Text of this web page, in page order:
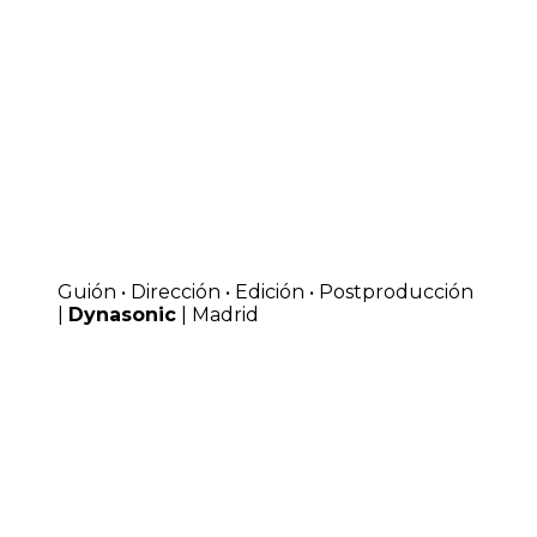
Guión • Dirección • Edición • Postproducción
Dynasonic | Madrid